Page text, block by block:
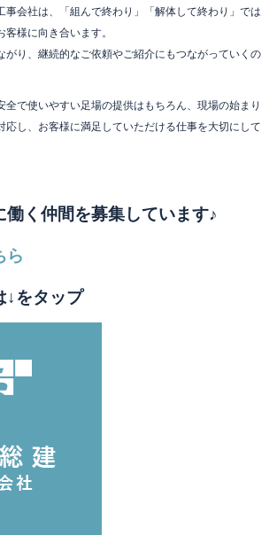
事会社は、「組んで終わり」「解体して終わり」では
様に向き合います。
がり、継続的なご依頼やご紹介にもつながっていくの
全で使いやすい足場の提供はもちろん、現場の始まり
応し、お客様に満足していただける仕事を大切にして
働く仲間を募集しています♪
ら
↓をタップ